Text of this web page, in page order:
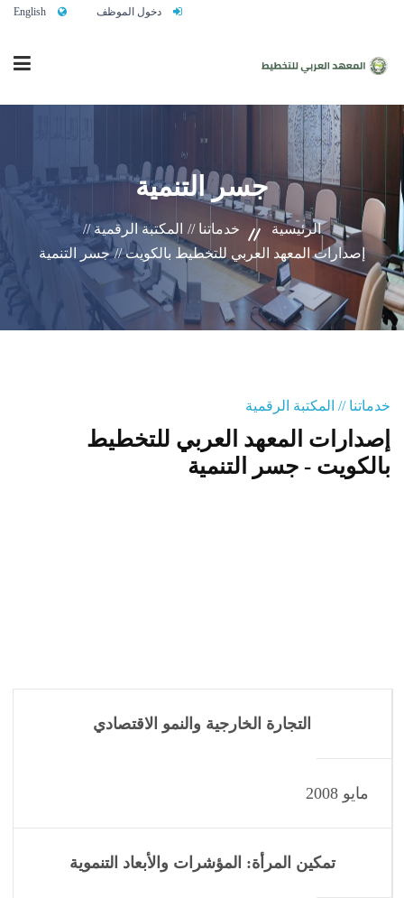
دخول الموظف English
الرئيسية
من نحن
خدماتنا
تواصلوا معنا
المنصة التدريبية
جسر التنمية
الرئيسية خدماتنا // المكتبة الرقمية //
إصدارات المعهد العربي للتخطيط بالكويت // جسر التنمية
خدماتنا // المكتبة الرقمية
إصدارات المعهد العربي للتخطيط
بالكويت - جسر التنمية
التجارة الخارجية والنمو الاقتصادي
مايو 2008
تمكين المرأة: المؤشرات والأبعاد التنموية